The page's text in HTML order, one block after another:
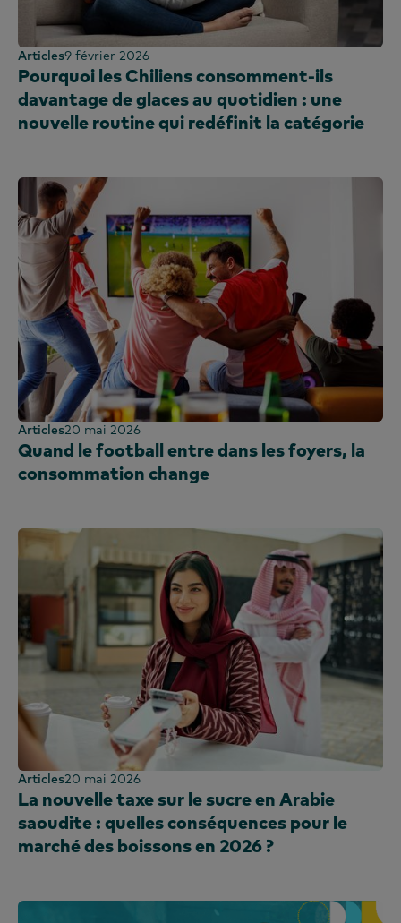
Articles9 février 2026
Pourquoi les Chiliens consomment-ils
davantage de glaces au quotidien : une
nouvelle routine qui redéfinit la catégorie
Articles20 mai 2026
Quand le football entre dans les foyers, la
consommation change
Articles20 mai 2026
La nouvelle taxe sur le sucre en Arabie
saoudite : quelles conséquences pour le
marché des boissons en 2026 ?